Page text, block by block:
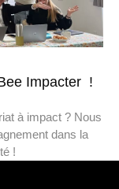
Impacter !
à impact ? Nous
dans la
!